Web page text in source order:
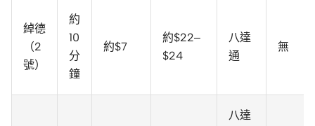
綽德
（2
號）
約
10
分
鐘
約$7
約$22–
$24
八達
通
無
八達